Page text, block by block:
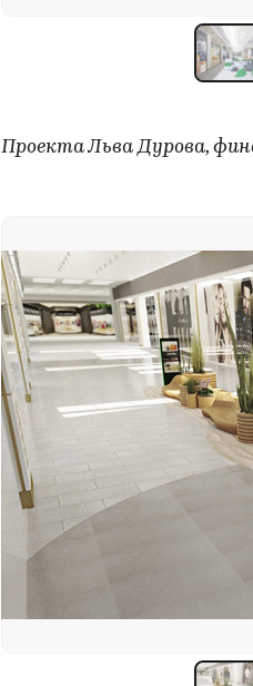
Проекта Льва Дурова,